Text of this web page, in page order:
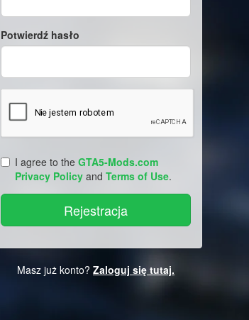
Potwierdź hasło
I agree to the GTA5-Mods.com
Privacy Policy and Terms of Use.
Masz już konto? Zaloguj się tutaj.